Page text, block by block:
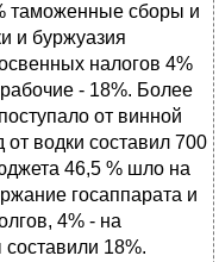
таможенные сборы и
и буржуазия
налогов 4%
- 18%. Более
от винной
от водки составил 700
46,5 % шло на
госаппарата и
4% - на
18%.